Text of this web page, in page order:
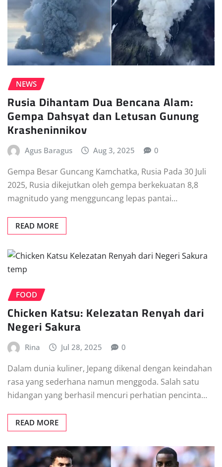
NEWS
Rusia Dihantam Dua Bencana Alam:
Gempa Dahsyat dan Letusan Gunung
Krasheninnikov
Agus Baragus Aug 3, 2025 0
Gempa Besar Guncang Kamchatka, Rusia Pada 30 Juli
2025, Rusia dikejutkan oleh gempa berkekuatan 8,8
magnitudo yang mengguncang lepas pantai…
READ MORE
FOOD
Chicken Katsu: Kelezatan Renyah dari
Negeri Sakura
Rina Jul 28, 2025 0
Dalam dunia kuliner, Jepang dikenal dengan keindahan
rasa yang sederhana namun menggoda. Salah satu
hidangan yang berhasil mencuri perhatian pencinta…
READ MORE